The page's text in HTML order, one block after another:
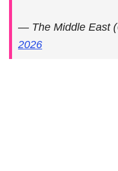
— The Middle East
2026